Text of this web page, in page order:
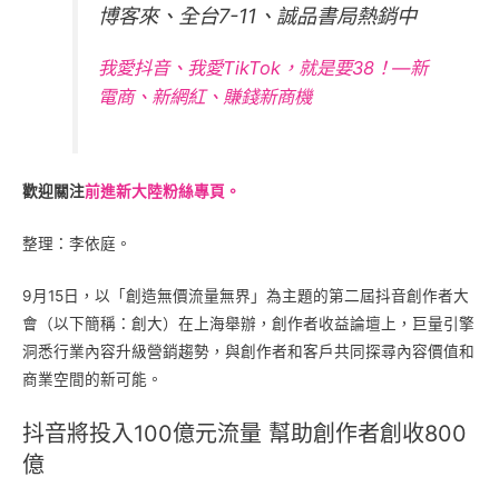
博客來、全台7-11、誠品書局熱銷中
我愛抖音、我愛TikTok，就是要38！—新
電商、新網紅、賺錢新商機
歡迎關注前進新大陸粉絲專頁。
整理：李依庭。
9月15日，以「創造無價流量無界」為主題的第二屆抖音創作者大
會（以下簡稱：創大）在上海舉辦，創作者收益論壇上，巨量引擎
洞悉行業內容升級營銷趨勢，與創作者和客戶共同探尋內容價值和
商業空間的新可能。
抖音將投入100億元流量 幫助創作者創收800
億